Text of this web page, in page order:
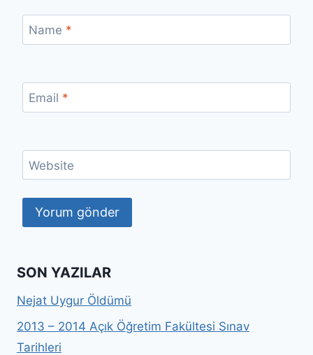
Name *
Email *
Website
SON YAZILAR
Nejat Uygur Öldümü
2013 – 2014 Açık Öğretim Fakültesi Sınav
Tarihleri